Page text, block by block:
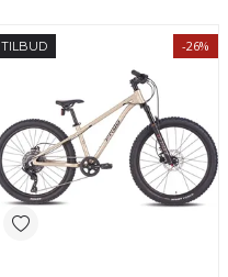
TILBUD -26%